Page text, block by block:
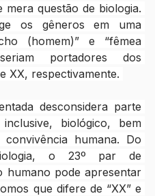
questão de biologia.
os gêneros em uma
(homem)” e “fêmea
portadores dos
XX, respectivamente.
desconsidera parte
biológico, bem
humana. Do
o 23º par de
humano pode apresentar
que difere de “XX” e